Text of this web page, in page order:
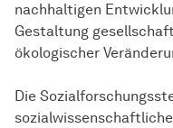
nachhaltigen
Gestaltung
ökologischer
Die